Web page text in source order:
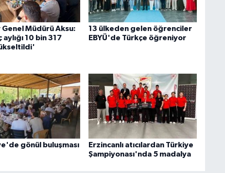
Genel Müdürü Aksu:
10 bin 317
13 ülkeden gelen öğrenciler
EBYÜ'de Türkçe öğreniyor
gönül buluşması
Erzincanlı atıcılardan Türkiye
Şampiyonası'nda 5 madalya